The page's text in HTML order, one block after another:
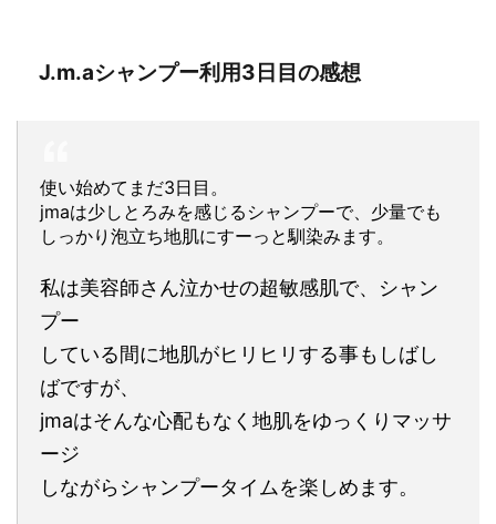
J.m.aシャンプー利用3日目の感想
使い始めてまだ3日目。
jmaは少しとろみを感じるシャンプーで、少量でも
しっかり泡立ち地肌にすーっと馴染みます。
私は美容師さん泣かせの超敏感肌で、シャン
プー
している間に地肌がヒリヒリする事もしばし
ばですが、
jmaはそんな心配もなく地肌をゆっくりマッサ
ージ
しながらシャンプータイムを楽しめます。